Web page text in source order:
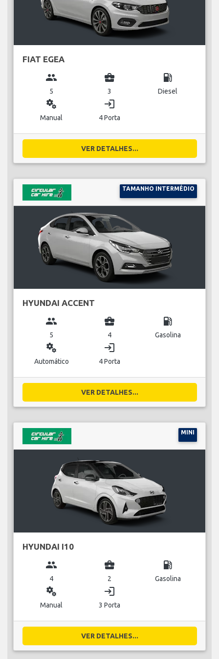
FIAT EGEA
group
5
business_center
3
local_gas_station
Diesel
miscellaneous_services
Manual
login
4 Porta
VER DETALHES...
TAMANHO INTERMÉDIO
HYUNDAI ACCENT
group
5
business_center
4
local_gas_station
Gasolina
miscellaneous_services
Automático
login
4 Porta
VER DETALHES...
MINI
HYUNDAI I10
group
4
business_center
2
local_gas_station
Gasolina
miscellaneous_services
Manual
login
3 Porta
VER DETALHES...